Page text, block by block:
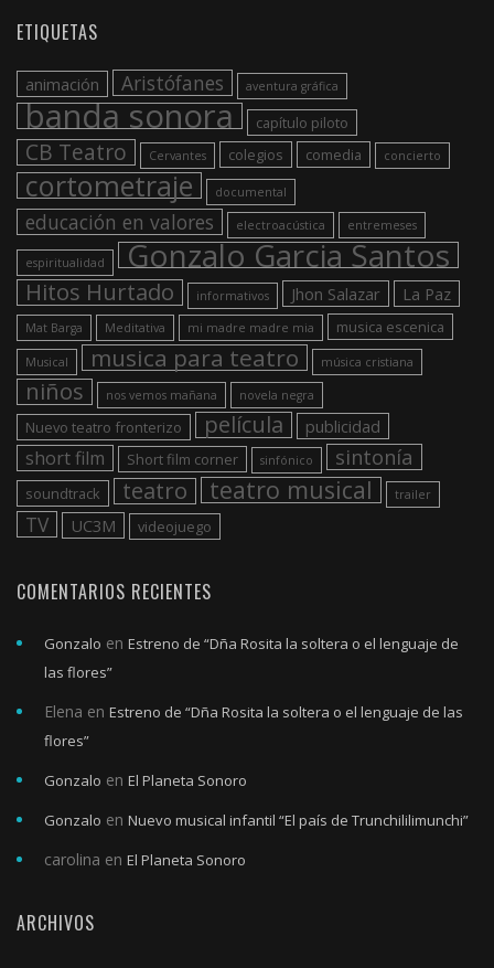
ETIQUETAS
animación Aristófanes aventura gráfica
banda sonora capítulo piloto
CB Teatro Cervantes colegios comedia concierto
cortometraje documental
educación en valores electroacústica entremeses
espiritualidad Gonzalo Garcia Santos
Hitos Hurtado informativos Jhon Salazar La Paz
Mat Barga Meditativa mi madre madre mia musica escenica
Musical musica para teatro música cristiana
niños nos vemos mañana novela negra
Nuevo teatro fronterizo película publicidad
short film Short film corner sinfónico sintonía
soundtrack teatro teatro musical trailer
TV UC3M videojuego
COMENTARIOS RECIENTES
Gonzalo en Estreno de “Dña Rosita la soltera o el lenguaje de
las flores”
Elena en Estreno de “Dña Rosita la soltera o el lenguaje de las
flores”
Gonzalo en El Planeta Sonoro
Gonzalo en Nuevo musical infantil “El país de Trunchililimunchi”
carolina en El Planeta Sonoro
ARCHIVOS